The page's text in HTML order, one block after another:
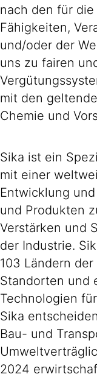
nach den für
Fähigkeiten,
und/oder der
uns zu fairen
mit den
Chemie und
Sika ist ein
mit einer
Entwicklung
und Produkten
Verstärken und
der Industrie.
103 Ländern
Standorten und
Technologien
Sika
Bau- und
2024